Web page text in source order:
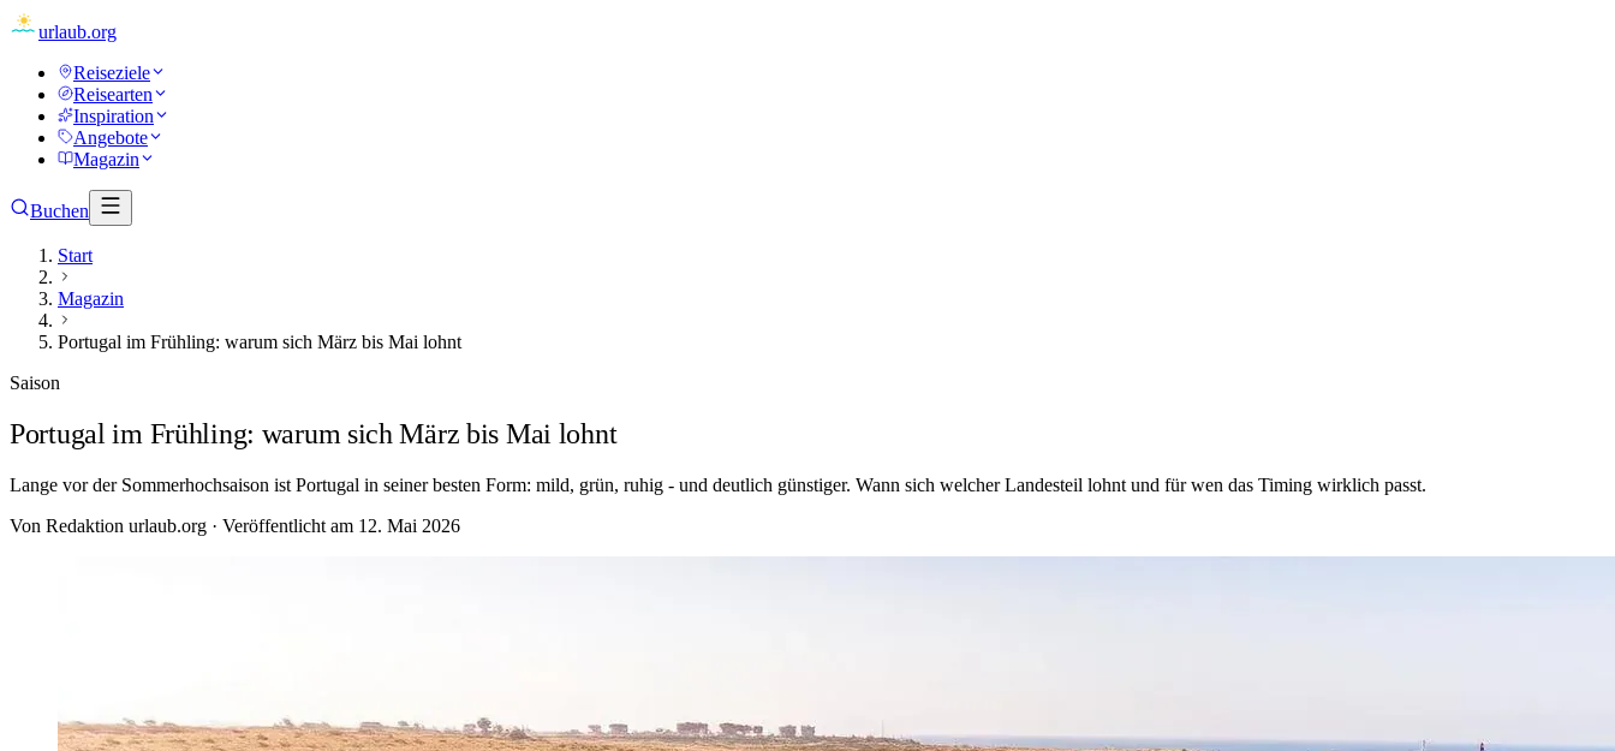
urlaub.org
Reiseziele
Reisearten
Inspiration
Angebote
Magazin
Buchen
Start
Magazin
Portugal im Frühling: warum sich März bis Mai lohnt
Saison
Portugal im Frühling: warum sich März bis Mai lohnt
Lange vor der Sommerhochsaison ist Portugal in seiner besten Form: mild, grün, ruhig - und deutlich günstiger. Wann sich welcher Landesteil lohnt und für wen das Timing wirklich passt.
Von Redaktion urlaub.org · Veröffentlicht am 12. Mai 2026